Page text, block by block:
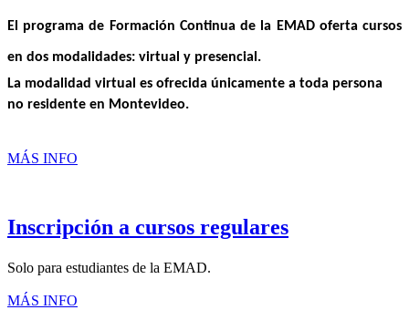
El programa de Formación Continua de la EMAD oferta cursos
en dos modalidades: virtual y presencial.
La modalidad virtual es ofrecida únicamente a toda persona
no residente en Montevideo.
MÁS INFO
Inscripción a cursos regulares
Solo para estudiantes de la EMAD.
MÁS INFO